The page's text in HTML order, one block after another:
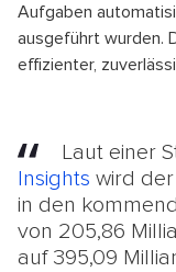
Aufgaben
ausgeführt wurden.
effizienter,
Laut einer
Insights wird
in den
von 205,86
auf 395,09